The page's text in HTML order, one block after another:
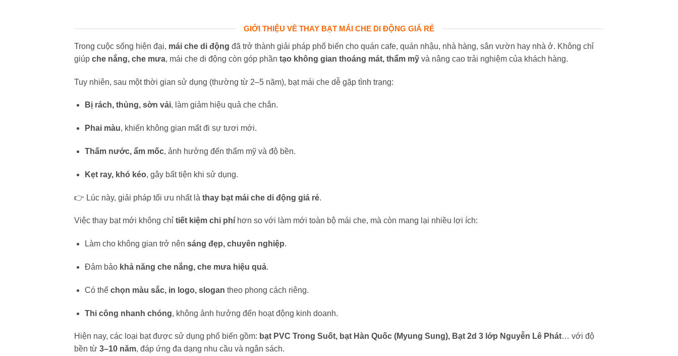
GIỚI THIỆU VỀ THAY BẠT MÁI CHE DI ĐỘNG GIÁ RẺ
Trong cuộc sống hiện đại, mái che di động đã trở thành giải pháp phổ biến cho quán cafe, quán nhậu, nhà hàng, sân vườn hay nhà ở. Không chỉ
giúp che nắng, che mưa, mái che di động còn góp phần tạo không gian thoáng mát, thẩm mỹ và nâng cao trải nghiệm của khách hàng.
Tuy nhiên, sau một thời gian sử dụng (thường từ 2–5 năm), bạt mái che dễ gặp tình trạng:
Bị rách, thủng, sờn vải, làm giảm hiệu quả che chắn.
Phai màu, khiến không gian mất đi sự tươi mới.
Thấm nước, ẩm mốc, ảnh hưởng đến thẩm mỹ và độ bền.
Kẹt ray, khó kéo, gây bất tiện khi sử dụng.
👉 Lúc này, giải pháp tối ưu nhất là thay bạt mái che di động giá rẻ.
Việc thay bạt mới không chỉ tiết kiệm chi phí hơn so với làm mới toàn bộ mái che, mà còn mang lại nhiều lợi ích:
Làm cho không gian trở nên sáng đẹp, chuyên nghiệp.
Đảm bảo khả năng che nắng, che mưa hiệu quả.
Có thể chọn màu sắc, in logo, slogan theo phong cách riêng.
Thi công nhanh chóng, không ảnh hưởng đến hoạt động kinh doanh.
Hiện nay, các loại bạt được sử dụng phổ biến gồm: bạt PVC Trong Suốt, bạt Hàn Quốc (Myung Sung), Bạt 2d 3 lớp Nguyễn Lê Phát… với độ
bền từ 3–10 năm, đáp ứng đa dạng nhu cầu và ngân sách.